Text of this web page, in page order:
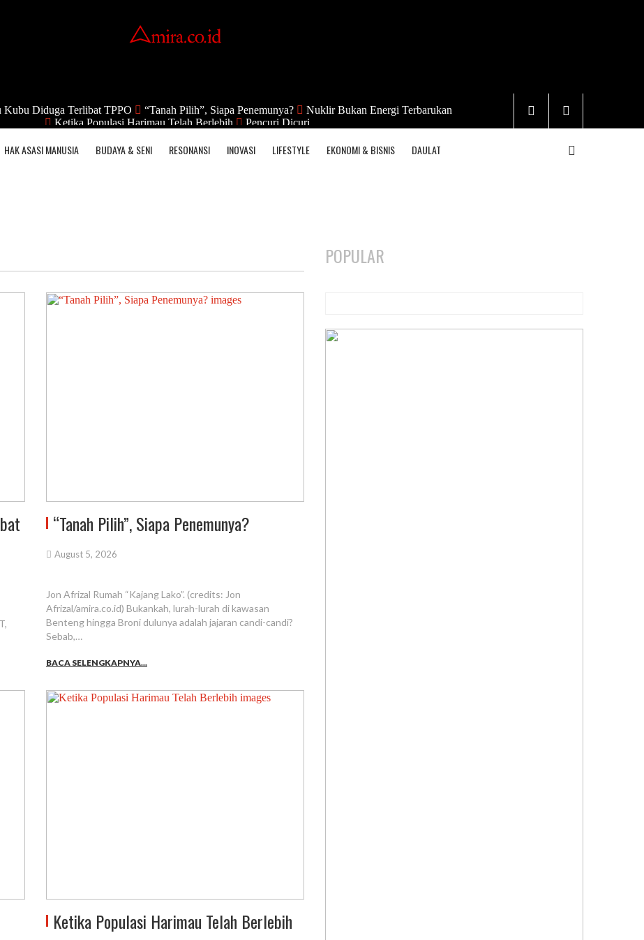
Kubu Diduga Terlibat TPPO “Tanah Pilih”, Siapa Penemunya?
Nuklir Bukan Energi Terbarukan
Ketika Populasi Harimau Telah Berlebih
Pencuri Dicuri
HAK ASASI MANUSIA BUDAYA & SENI RESONANSI INOVASI LIFESTYLE EKONOMI & BISNIS DAULAT
“Tanah Pilih”, Siapa Penemunya?
August 5, 2026
Jon Afrizal Rumah “Kajang Lako”. (credits: Jon
Afrizal/amira.co.id) Bukankah, lurah-lurah di kawasan
Benteng hingga Broni dulunya adalah jajaran candi-candi?
Sebab,…
BACA SELENGKAPNYA...
Ketika Populasi Harimau Telah Berlebih
POPULAR